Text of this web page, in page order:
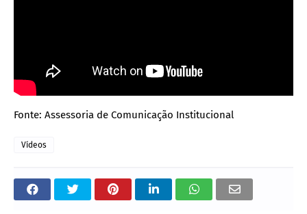
Fonte: Assessoria de Comunicação Institucional
Vídeos